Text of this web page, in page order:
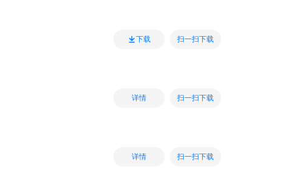
下载 扫一扫下载
详情 扫一扫下载
详情 扫一扫下载